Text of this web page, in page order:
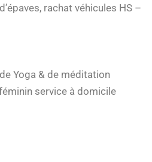
rachat véhicules HS –
Yoga & de méditation
service à domicile